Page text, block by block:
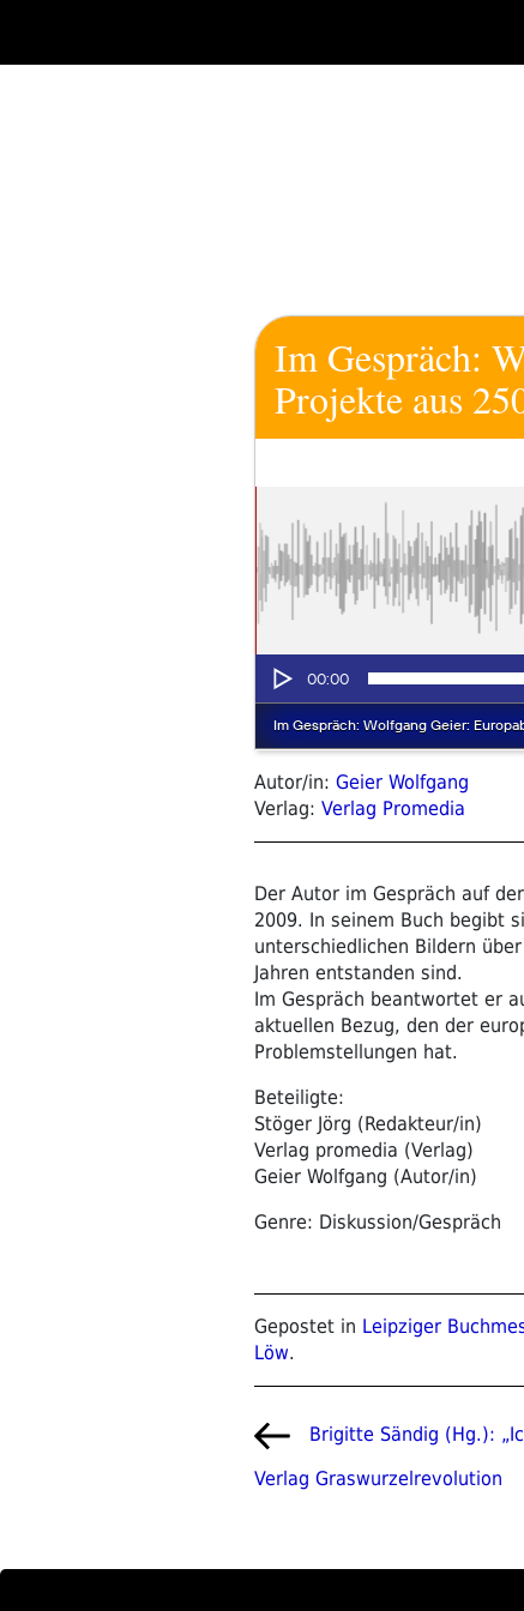
springen
Im Gespräch:
Projekte aus
Autor/in: Geier Wolfgang
Verlag: Verlag Promedia
Der Autor im Gespräch auf
2009. In seinem Buch begibt
unterschiedlichen Bildern
Jahren entstanden sind.
Im Gespräch beantwortet er
aktuellen Bezug, den der
Problemstellungen hat.
Beteiligte:
Stöger Jörg (Redakteur/in)
Verlag promedia (Verlag)
Geier Wolfgang (Autor/in)
Genre: Diskussion/Gespräch
Gepostet in Leipziger
Löw.
BeitragBrigitte Sändig (Hg.):
Verlag Graswurzelrevolution